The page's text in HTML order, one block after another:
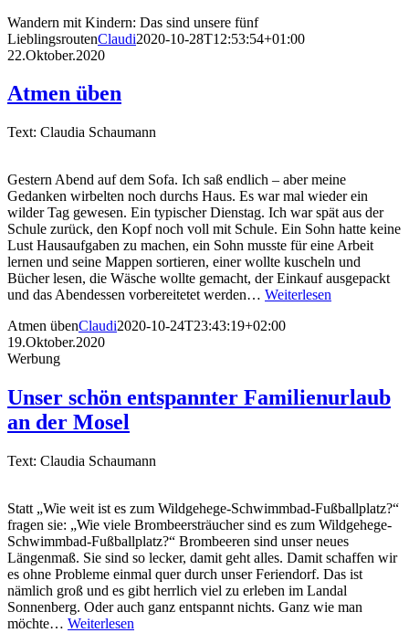
Wandern mit Kindern: Das sind unsere fünf
LieblingsroutenClaudi2020-10-28T12:53:54+01:00
22.Oktober.2020
Atmen üben
Text: Claudia Schaumann
Gestern Abend auf dem Sofa. Ich saß endlich – aber meine
Gedanken wirbelten noch durchs Haus. Es war mal wieder ein
wilder Tag gewesen. Ein typischer Dienstag. Ich war spät aus der
Schule zurück, den Kopf noch voll mit Schule. Ein Sohn hatte keine
Lust Hausaufgaben zu machen, ein Sohn musste für eine Arbeit
lernen und seine Mappen sortieren, einer wollte kuscheln und
Bücher lesen, die Wäsche wollte gemacht, der Einkauf ausgepackt
und das Abendessen vorbereitetet werden… Weiterlesen
Atmen übenClaudi2020-10-24T23:43:19+02:00
19.Oktober.2020
Werbung
Unser schön entspannter Familienurlaub
an der Mosel
Text: Claudia Schaumann
Statt „Wie weit ist es zum Wildgehege-Schwimmbad-Fußballplatz?“
fragen sie: „Wie viele Brombeersträucher sind es zum Wildgehege-
Schwimmbad-Fußballplatz?“ Brombeeren sind unser neues
Längenmaß. Sie sind so lecker, damit geht alles. Damit schaffen wir
es ohne Probleme einmal quer durch unser Feriendorf. Das ist
nämlich groß und es gibt herrlich viel zu erleben im Landal
Sonnenberg. Oder auch ganz entspannt nichts. Ganz wie man
möchte… Weiterlesen